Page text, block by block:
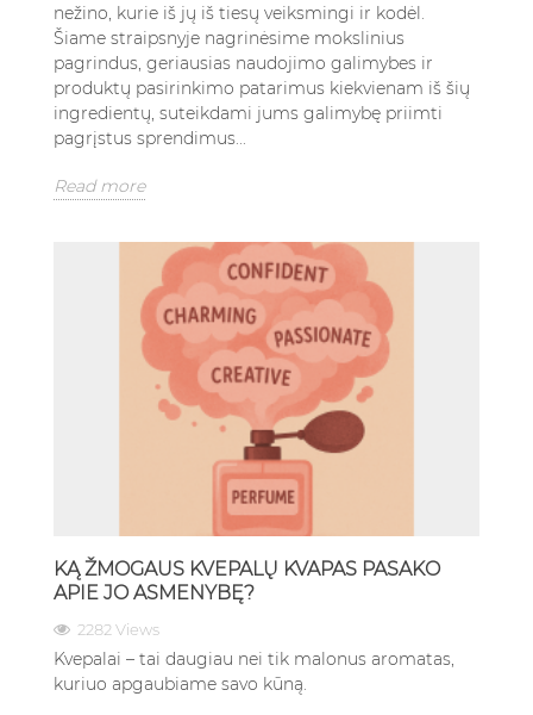
nežino, kurie iš jų iš tiesų veiksmingi ir kodėl.
Šiame straipsnyje nagrinėsime mokslinius
pagrindus, geriausias naudojimo galimybes ir
produktų pasirinkimo patarimus kiekvienam iš šių
ingredientų, suteikdami jums galimybę priimti
pagrįstus sprendimus...
Read more
KĄ ŽMOGAUS KVEPALŲ KVAPAS PASAKO
APIE JO ASMENYBĘ?
2282 Views
Kvepalai – tai daugiau nei tik malonus aromatas,
kuriuo apgaubiame savo kūną.